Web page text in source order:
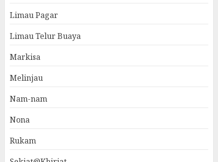
Limau Pagar
Limau Telur Buaya
Markisa
Melinjau
Nam-nam
Nona
Rukam